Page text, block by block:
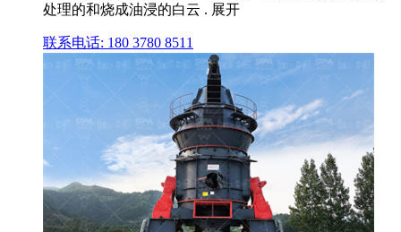
处理的和烧成油浸的白云 . 展开
联系电话: 180 3780 8511